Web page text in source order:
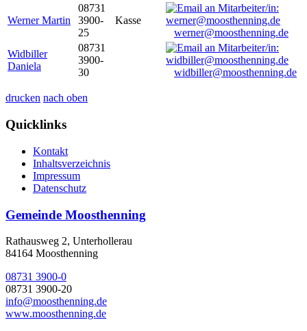
Werner Martin
08731
3900-
25
Kasse
werner@moosthenning.de
Widbiller
Daniela
08731
3900-
30
widbiller@moosthenning.de
drucken nach oben
Quicklinks
Kontakt
Inhaltsverzeichnis
Impressum
Datenschutz
Gemeinde Moosthenning
Rathausweg 2, Unterhollerau
84164 Moosthenning
08731 3900-0
08731 3900-20
info@moosthenning.de
www.moosthenning.de